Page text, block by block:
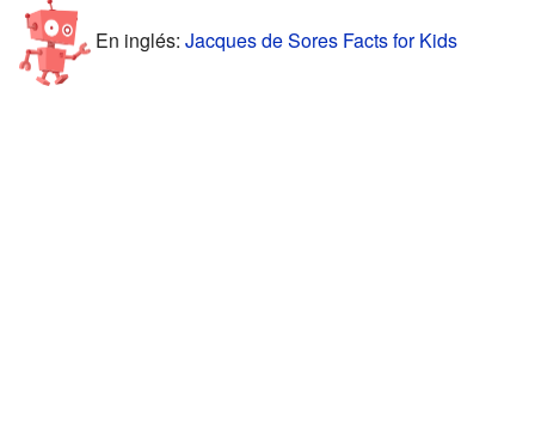
En inglés: Jacques de Sores Facts for Kids